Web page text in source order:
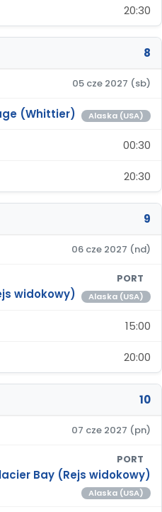
20:30
8
05 cze 2027 (sb)
(Whittier) Alaska (USA)
00:30
20:30
9
06 cze 2027 (nd)
PORT
widokowy) Alaska (USA)
15:00
20:00
10
07 cze 2027 (pn)
PORT
Bay (Rejs widokowy)
Alaska (USA)